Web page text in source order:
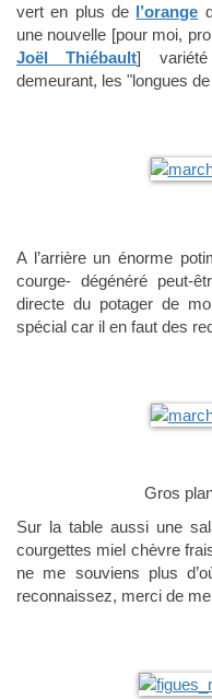
vert en plus de l’orange
une nouvelle [pour moi,
Joël Thiébault]
demeurant, les "longues
A l’arrière un énorme
courge- dégénéré peut-
directe du potager de
spécial car il en faut des
Gros
Sur la table aussi une
courgettes miel chèvre
ne me souviens plus
reconnaissez, merci de